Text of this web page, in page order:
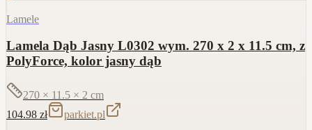
Lamele
Lamela Dąb Jasny L0302 wym. 270 x 2 x 11.5 cm, z
PolyForce, kolor jasny dąb
270 × 11.5 × 2 cm
104.98 zł parkiet.pl